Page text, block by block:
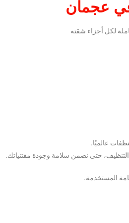
عجمان
لكل أجزاء شقته
عالميًا.
حتى نضمن سلامة وجودة مقتنياتك.
المستخدمة.